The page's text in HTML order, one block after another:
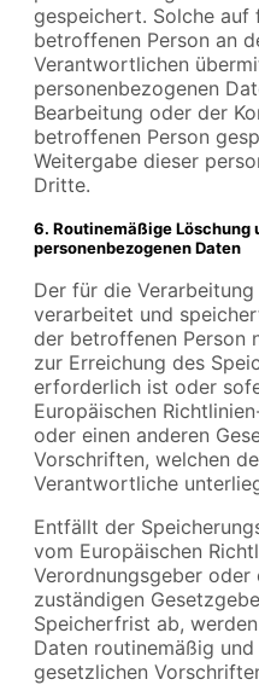
gespeichert. Solche auf
betroffenen Person an
Verantwortlichen
personenbezogenen
Bearbeitung oder der
betroffenen Person
Weitergabe dieser
Dritte.
6. Routinemäßige Löschung
personenbezogenen Daten
Der für die
verarbeitet und
der betroffenen Person
zur Erreichung des
erforderlich ist oder
Europäischen
oder einen anderen
Vorschriften, welchen
Verantwortliche
Entfällt der
vom Europäischen
Verordnungsgeber oder
zuständigen
Speicherfrist ab,
Daten routinemäßig
gesetzlichen